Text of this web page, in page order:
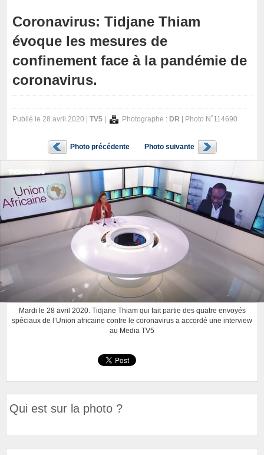
Coronavirus: Tidjane Thiam
évoque les mesures de
confinement face à la pandémie de
coronavirus.
Publié le 28 avril 2020 | TV5 Photographe : DR | Photo N˚114690
Photo précédente Photo suivante
Mardi le 28 avril 2020. Tidjane Thiam qui fait partie des quatre envoyés
spéciaux de l’Union africaine contre le coronavirus a accordé une interview
au Media TV5
Qui est sur la photo ?